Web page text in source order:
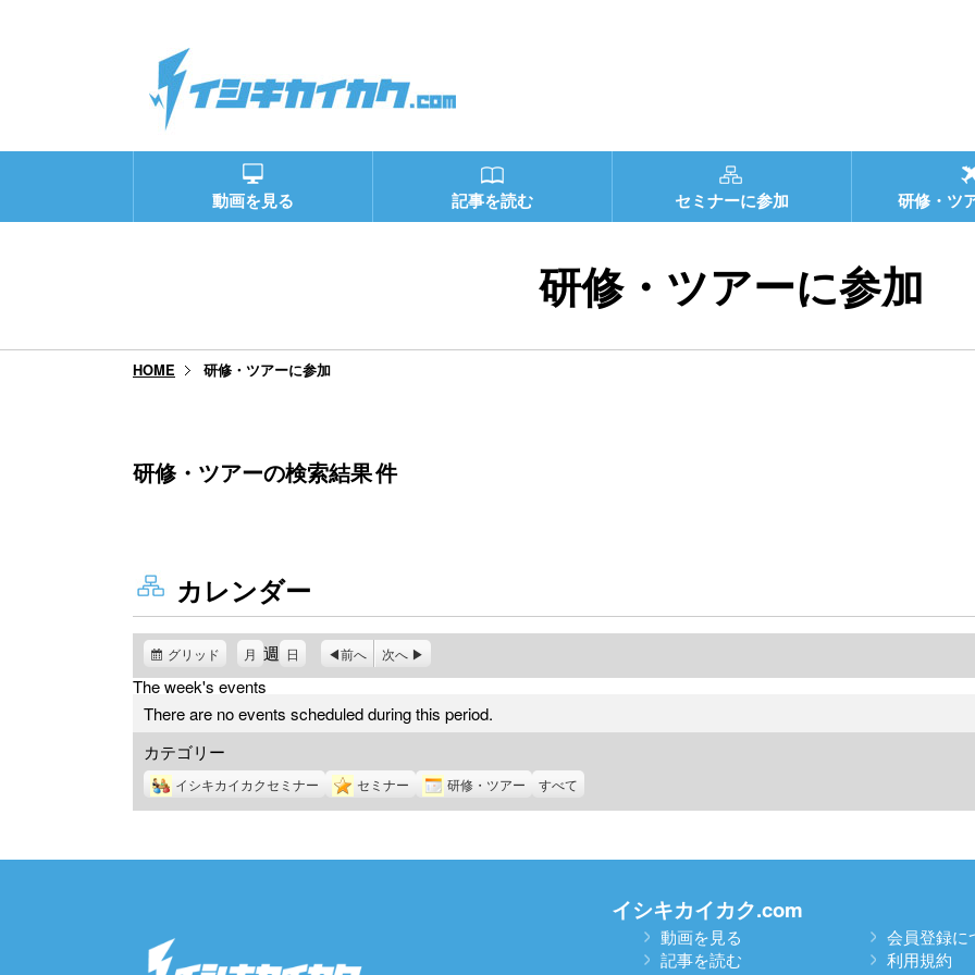
動画を見る 記事を読む セミナーに参加 研修・ツ
研修・ツアーに参加
HOME 研修・ツアーに参加
研修・ツアーの検索結果件
カレンダー
グリッド 月 週 日 前へ 次へ
The week's events
There are no events scheduled during this period.
カテゴリー
イシキカイカクセミナー セミナー 研修・ツアー すべて
イシキカイカク.com
動画を見る
記事を読む
会員登録に
利用規約